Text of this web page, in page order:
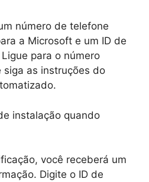
número de telefone
a Microsoft e um ID de
para o número
siga as instruções do
instalação quando
você receberá um
Digite o ID de